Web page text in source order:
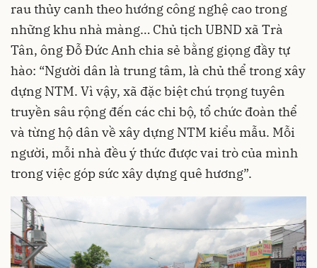
rau thủy canh theo hướng công nghệ cao trong
những khu nhà màng… Chủ tịch UBND xã Trà
Tân, ông Đỗ Đức Anh chia sẻ bằng giọng đầy tự
hào: “Người dân là trung tâm, là chủ thể trong xây
dựng NTM. Vì vậy, xã đặc biệt chú trọng tuyên
truyền sâu rộng đến các chi bộ, tổ chức đoàn thể
và từng hộ dân về xây dựng NTM kiểu mẫu. Mỗi
người, mỗi nhà đều ý thức được vai trò của mình
trong việc góp sức xây dựng quê hương”.